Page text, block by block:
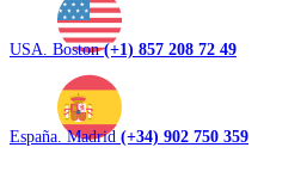
USA. Boston(+1) 857 208 72 49
España. Madrid (+34) 902 750 359